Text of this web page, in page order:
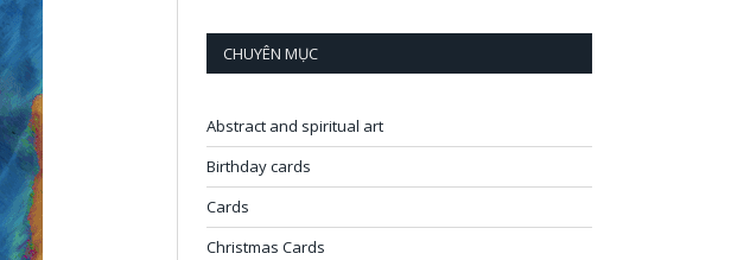
CHUYÊN MỤC
Abstract and spiritual art
Birthday cards
Cards
Christmas Cards